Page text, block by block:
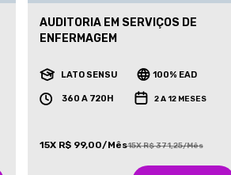
AUDITORIA EM SERVIÇOS DE
ENFERMAGEM
LATO SENSU 100% EAD
360 A 720H 2 A 12 MESES
15X R$ 99,00/Mês15X R$ 371,25/Mês